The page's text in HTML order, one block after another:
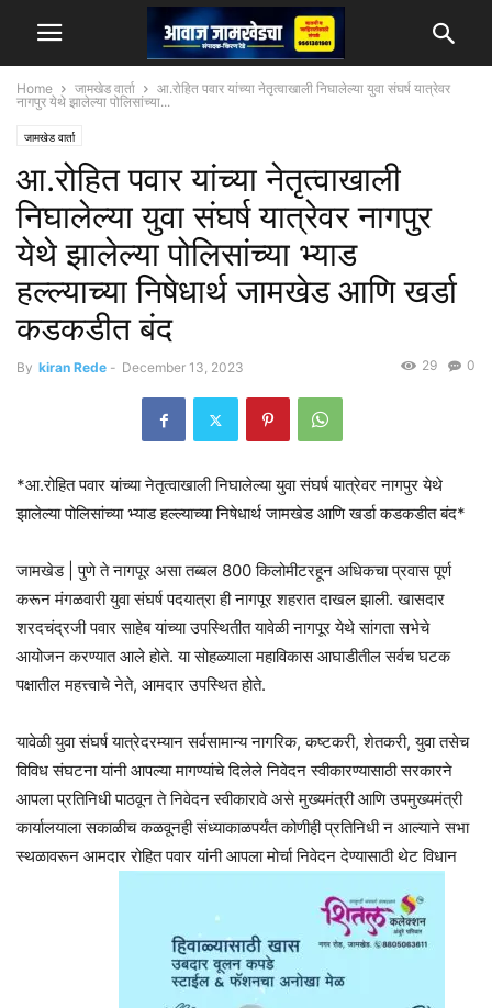
Home जामखेड वार्ता
आ.रोहित पवार यांच्या नेतृत्वाखाली निघालेल्या युवा संघर्ष यात्रेवर
नागपुर येथे झालेल्या पोलिसांच्या...
जामखेड वार्ता
आ.रोहित पवार यांच्या नेतृत्वाखाली
निघालेल्या युवा संघर्ष यात्रेवर नागपुर
येथे झालेल्या पोलिसांच्या भ्याड
हल्ल्याच्या निषेधार्थ जामखेड आणि खर्डा
कडकडीत बंद
By kiran Rede - December 13, 2023 0
29
*आ.रोहित पवार यांच्या नेतृत्वाखाली निघालेल्या युवा संघर्ष यात्रेवर नागपुर येथे
झालेल्या पोलिसांच्या भ्याड हल्ल्याच्या निषेधार्थ जामखेड आणि खर्डा कडकडीत बंद*
जामखेड | पुणे ते नागपूर असा तब्बल 800 किलोमीटरहून अधिकचा प्रवास पूर्ण
करून मंगळवारी युवा संघर्ष पदयात्रा ही नागपूर शहरात दाखल झाली. खासदार
शरदचंद्रजी पवार साहेब यांच्या उपस्थितीत यावेळी नागपूर येथे सांगता सभेचे
आयोजन करण्यात आले होते. या सोहळ्याला महाविकास आघाडीतील सर्वच घटक
पक्षातील महत्त्वाचे नेते, आमदार उपस्थित होते.
यावेळी युवा संघर्ष यात्रेदरम्यान सर्वसामान्य नागरिक, कष्टकरी, शेतकरी, युवा तसेच
विविध संघटना यांनी आपल्या मागण्यांचे दिलेले निवेदन स्वीकारण्यासाठी सरकारने
आपला प्रतिनिधी पाठवून ते निवेदन स्वीकारावे असे मुख्यमंत्री आणि उपमुख्यमंत्री
कार्यालयाला सकाळीच कळवूनही संध्याकाळपर्यंत कोणीही प्रतिनिधी न आल्याने सभा
स्थळावरून आमदार रोहित पवार यांनी आपला मोर्चा निवेदन देण्यासाठी थेट विधान